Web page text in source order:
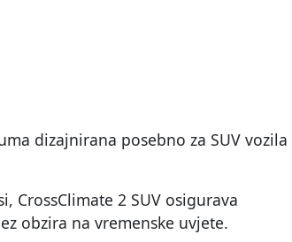
dizajnirana posebno za SUV vozila
CrossClimate 2 SUV osigurava
obzira na vremenske uvjete.